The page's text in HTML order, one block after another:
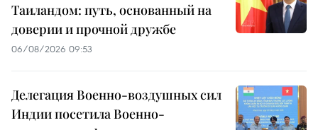
Таиландом: путь, основанный на
доверии и прочной дружбе
06/08/2026 09:53
Делегация Военно-воздушных сил
Индии посетила Военно-